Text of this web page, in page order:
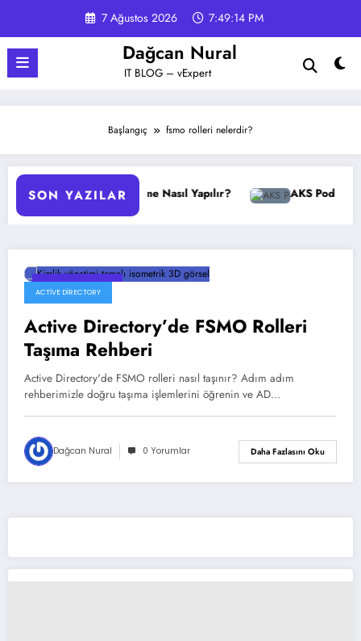
7 Ağustos 2026 7:49:15 PM
Dağcan Nural
IT BLOG – vExpert
Başlangıç fsmo rolleri nelerdir?
SON YAZILAR
GPO Yedekleme Nasıl Yapılır? AKS Pod Otomatik
18 Haziran 2026
ACTIVE DIRECTORY
Active Directory’de FSMO Rolleri
Taşıma Rehberi
Active Directory'de FSMO rolleri nasıl taşınır? Adım adım
rehberimizle doğru taşıma işlemlerini öğrenin ve AD…
Dağcan Nural 0 Yorumlar Daha Fazlasını Oku